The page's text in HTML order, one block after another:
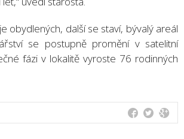
obydlených, další se staví, bývalý areál
se postupně promění v satelitní
fázi v lokalitě vyroste 76 rodinných